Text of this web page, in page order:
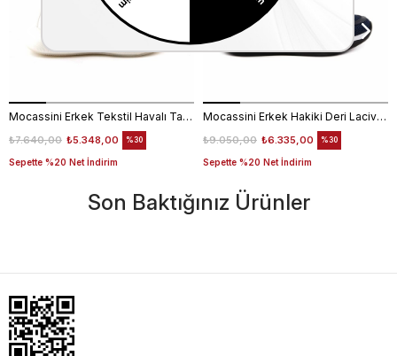
Mocassini Erkek Tekstil Havalı Taban Beyaz Spor & Sneaker Ayakkabı
₺5.348,00
₺7.640,00
Sepette %20 Net İndirim
%30
Mocassini Erkek Hakiki Deri Lacivert Spor & Sneaker Ayakkabı
₺6.335,00
₺9.050,00
Sepette %20 Net İndirim
%30
Son Baktığınız Ürünler